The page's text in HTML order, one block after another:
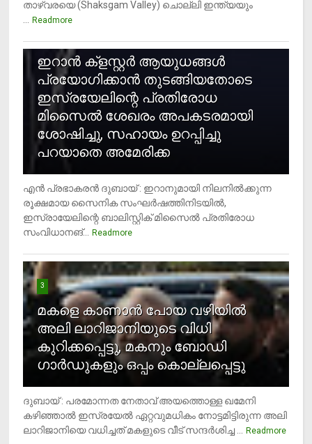
താഴ്‌വരയെ (Shaksgam Valley) ചൊല്ലി ഇന്ത്യയും
Readmore
ഇറാന്‍ ക്‌ളസ്റ്റര്‍ ആയുധങ്ങള്‍
പ്രയോഗിക്കാന്‍ തുടങ്ങിയതോടെ
ഇസ്രയേലിന്റെ പ്രതിരോധ
മിസൈല്‍ ശേഖരം അപകടരമായി
ശോഷിച്ചു, സഹായം ഉറപ്പിച്ചു
പറയാതെ അമേരിക്ക
എന്‍ പ്രഭാകരന്‍ ദുബായ് : ഇറാനുമായി നിലനില്‍ക്കുന്ന
രൂക്ഷമായ സൈനിക സംഘര്‍ഷത്തിനിടയില്‍,
ഇസ്രായേലിന്റെ ബാലിസ്റ്റിക് മിസൈല്‍ പ്രതിരോധ
സംവിധാനങ്...
Readmore
3
മകളെ കാണാന്‍ പോയ വഴിയില്‍
അലി ലാറിജാനിയുടെ വിധി
കുറിക്കപ്പെട്ടു, മകനും ബോഡി
ഗാര്‍ഡുകളും ഒപ്പം കൊല്ലപ്പെട്ടു
ദുബായ് : പരമോന്നത നേതാവ് അയത്തൊള്ള ഖമേനി
കഴിഞ്ഞാല്‍ ഇസ്രയേല്‍ ഏറ്റവുമധികം നോട്ടമിട്ടിരുന്ന അലി
ലാറിജാനിയെ വധിച്ചത് മകളുടെ വീട് സന്ദര്‍ശിച്ച ...
Readmore
4